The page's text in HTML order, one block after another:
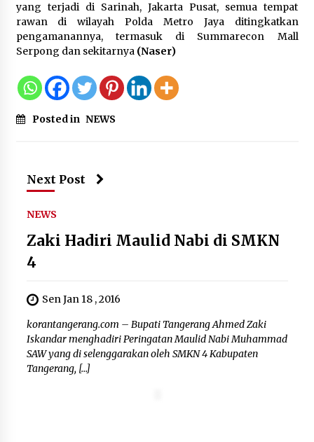
Pemkot Cilegon Sampaikan
Rancangan KUA PPAS 2027,
Pendapatan Ditarget Rp2,03 Triliun
5 Agustus 2026
5 Agustus 2026
Mengenal Lebih Dekat: H. Salbini,
yang terjadi di Sarinah, Jakarta Pusat, semua tempat
rawan di wilayah Polda Metro Jaya ditingkatkan
pengamanannya, termasuk di Summarecon Mall
Serpong dan sekitarnya (Naser)
Posted in NEWS
Next Post
NEWS
Zaki Hadiri Maulid Nabi di SMKN
4
Sen Jan 18 , 2016
korantangerang.com – Bupati Tangerang Ahmed Zaki
Iskandar menghadiri Peringatan Maulid Nabi Muhammad
SAW yang di selenggarakan oleh SMKN 4 Kabupaten
Tangerang, […]